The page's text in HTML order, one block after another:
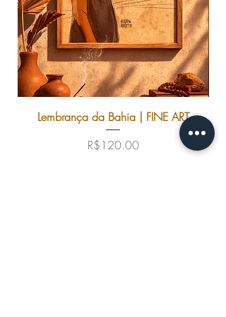
sustentável.
Comprimento: 3.00 cm
Peso: 150g (A5) e 80g (A6)
Lembrança da Bahia | FINE ART
Price
R$120.00